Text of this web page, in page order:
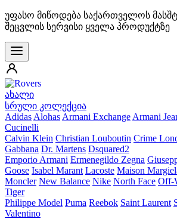
უფასო მიწოდება საქართველოს
შეცვლის სერვისი ყველა პროდუქტზე
ახალი
სრული კოლექცია
Adidas Alohas Armani Exchange Armani
Cucinelli
Calvin Klein Christian Louboutin Crime
Gabbana Dr. Martens Dsquared2
Emporio Armani Ermenegildo Zegna
Goose Isabel Marant Lacoste Maison
Moncler New Balance Nike North Face Off-
Tiger
Philippe Model Puma Reebok Saint Laurent
Valentino